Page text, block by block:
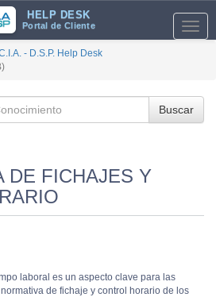
HELP DESK
Portal de Cliente
- D.S.P. Help Desk
Buscar
DE FICHAJES Y
laboral es un aspecto clave para las
de fichaje y control horario de los